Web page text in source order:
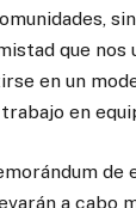
que
en un
en
a cabo